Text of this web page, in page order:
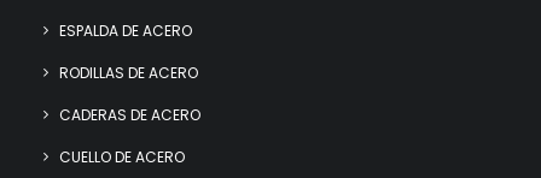
ESPALDA DE ACERO
RODILLAS DE ACERO
CADERAS DE ACERO
CUELLO DE ACERO